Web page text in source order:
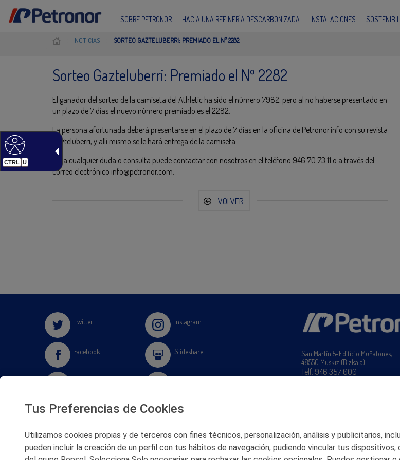
CTRL U
SOBRE PETRONOR HACIA UNA REFINERÍA DESCARBONIZADA INSTALACIONES
NOTICIAS SORTEO GAZTELUBERRI: PREMIADO EL Nº 2282
Sorteo Gazteluberri: Premiado el Nº 2282
El ganador del sorteo de la camiseta del Athletic ha sido el número 7982, pero al no haberse presentado en
un plazo de 7 días el nuevo número premiado es el 2282.
La persona afortunada deberá presentarse en el plazo de 7 días en la oficina de Petronor.info con su revista
Gazteluberri, y allí mismo se le hará entrega de la camiseta.
Para cualquier duda o consulta puede contactar con nosotros en el teléfono 946 70 73 11 o a través del
correo electrónico info@petronor.com.
VOLVER
Twitter
Facebook
Flickr
Instagram
Slideshare
San Martín 5-Edificio Muñatones,
48550 Muskiz (Bizkaia)
Telf. 946 357 000
Tus Preferencias de Cookies
Utilizamos cookies propias y de terceros con fines técnicos, personalización, análisis y publicitarios,
pueden incluir la creación de un perfil con tus hábitos de navegación, pudiendo vincular tus